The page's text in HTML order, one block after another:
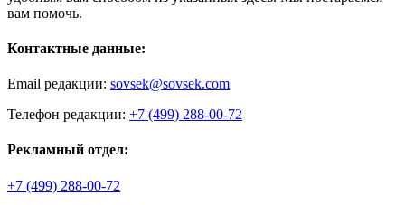
вам помочь.
Контактные данные:
Email редакции: sovsek@sovsek.com
Телефон редакции: +7 (499) 288-00-72
Рекламный отдел:
+7 (499) 288-00-72